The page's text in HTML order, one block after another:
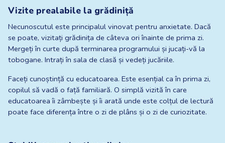
Vizite prealabile la grădiniță
Necunoscutul este principalul vinovat pentru anxietate. Dacă
se poate, vizitați grădinița de câteva ori înainte de prima zi.
Mergeți în curte după terminarea programului și jucați-vă la
tobogane. Intrați în sala de clasă și vedeți jucăriile.
Faceți cunoștință cu educatoarea. Este esențial ca în prima zi,
copilul să vadă o față familiară. O simplă vizită în care
educatoarea îi zâmbește și îi arată unde este colțul de lectură
poate face diferența între o zi de plâns și o zi de curiozitate.